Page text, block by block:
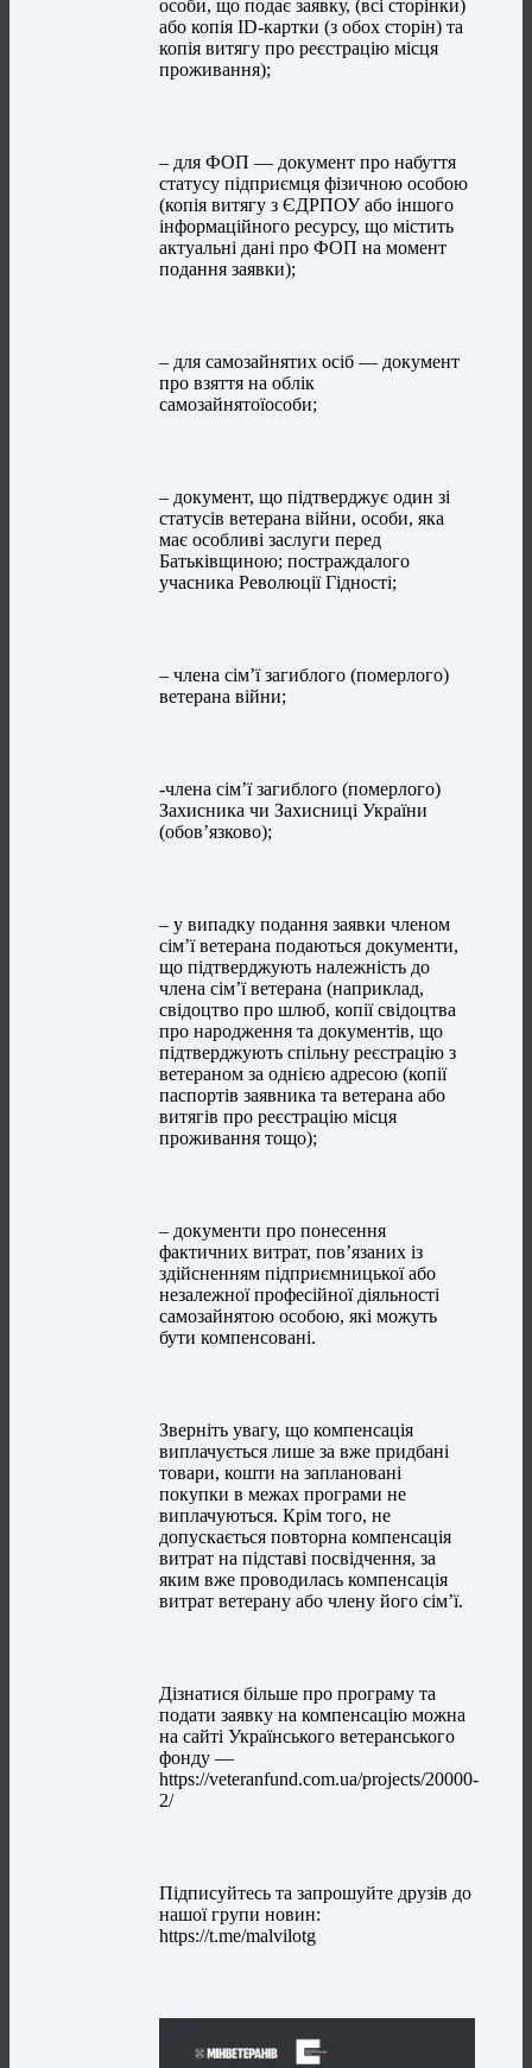
особи, що подає заявку, (всі сторінки)
або копія ID-картки (з обох сторін) та
копія витягу про реєстрацію місця
проживання);
– для ФОП — документ про набуття
статусу підприємця фізичною особою
(копія витягу з ЄДРПОУ або іншого
інформаційного ресурсу, що містить
актуальні дані про ФОП на момент
подання заявки);
– для самозайнятих осіб — документ
про взяття на облік
самозайнятоїособи;
– документ, що підтверджує один зі
статусів ветерана війни, особи, яка
має особливі заслуги перед
Батьківщиною; постраждалого
учасника Революції Гідності;
– члена сім’ї загиблого (померлого)
ветерана війни;
-члена сім’ї загиблого (померлого)
Захисника чи Захисниці України
(обов’язково);
– у випадку подання заявки членом
сім’ї ветерана подаються документи,
що підтверджують належність до
члена сім’ї ветерана (наприклад,
свідоцтво про шлюб, копії свідоцтва
про народження та документів, що
підтверджують спільну реєстрацію з
ветераном за однією адресою (копії
паспортів заявника та ветерана або
витягів про реєстрацію місця
проживання тощо);
– документи про понесення
фактичних витрат, пов’язаних із
здійсненням підприємницької або
незалежної професійної діяльності
самозайнятою особою, які можуть
бути компенсовані.
Зверніть увагу, що компенсація
виплачується лише за вже придбані
товари, кошти на заплановані
покупки в межах програми не
виплачуються. Крім того, не
допускається повторна компенсація
витрат на підставі посвідчення, за
яким вже проводилась компенсація
витрат ветерану або члену його сім’ї.
Дізнатися більше про програму та
подати заявку на компенсацію можна
на сайті Українського ветеранського
фонду —
https://veteranfund.com.ua/projects/20000-
2/
Підписуйтесь та запрошуйте друзів до
нашої групи новин:
https://t.me/malvilotg